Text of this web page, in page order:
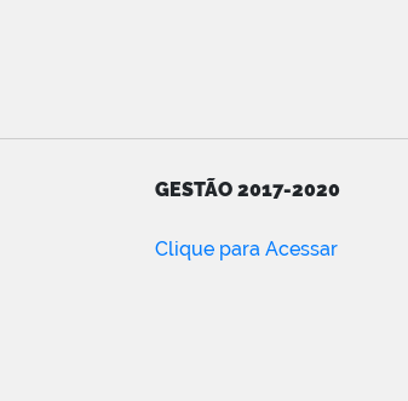
GESTÃO 2017-2020
Clique para Acessar